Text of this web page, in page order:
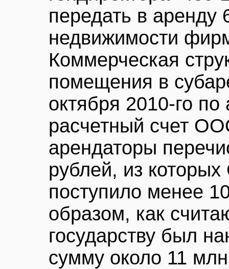
передать в аренду
недвижимости
Коммерческая
помещения в
октября 2010-го
расчетный счет
арендаторы
рублей, из
поступило менее
образом, как
государству был
сумму около 11